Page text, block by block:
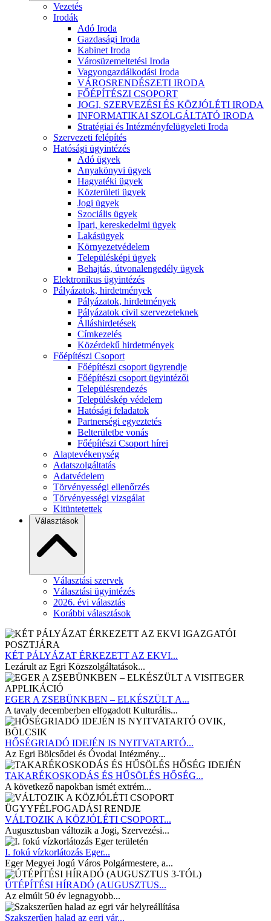
Vezetés
Irodák
Adó Iroda
Gazdasági Iroda
Kabinet Iroda
Városüzemeltetési Iroda
Vagyongazdálkodási Iroda
VÁROSRENDÉSZETI IRODA
FŐÉPÍTÉSZI CSOPORT
JOGI, SZERVEZÉSI ÉS KÖZJÓLÉTI IRODA
INFORMATIKAI SZOLGÁLTATÓ IRODA
Stratégiai és Intézményfelügyeleti Iroda
Szervezeti felépítés
Hatósági ügyintézés
Adó ügyek
Anyakönyvi ügyek
Hagyatéki ügyek
Közterületi ügyek
Jogi ügyek
Szociális ügyek
Ipari, kereskedelmi ügyek
Lakásügyek
Környezetvédelem
Településképi ügyek
Behajtás, útvonalengedély ügyek
Elektronikus ügyintézés
Pályázatok, hirdetmények
Pályázatok, hirdetmények
Pályázatok civil szervezeteknek
Álláshirdetések
Címkezelés
Közérdekű hirdetmények
Főépítészi Csoport
Főépítészi csoport ügyrendje
Főépítészi csoport ügyintézői
Településrendezés
Településkép védelem
Hatósági feladatok
Partnerségi egyeztetés
Belterületbe vonás
Főépítészi Csoport hírei
Alaptevékenység
Adatszolgáltatás
Adatvédelem
Törvényességi ellenőrzés
Törvényességi vizsgálat
Kitüntetettek
Választások
Választási szervek
Választási ügyintézés
2026. évi választás
Korábbi választások
KÉT PÁLYÁZAT ÉRKEZETT AZ EKVI...
Lezárult az Egri Közszolgáltatások...
EGER A ZSEBÜNKBEN – ELKÉSZÜLT A...
A tavaly decemberben elfogadott Kulturális...
HŐSÉGRIADÓ IDEJÉN IS NYITVATARTÓ...
Az Egri Bölcsődei és Óvodai Intézmény...
TAKARÉKOSKODÁS ÉS HŰSÖLÉS HŐSÉG...
A következő napokban ismét extrém...
VÁLTOZIK A KÖZJÓLÉTI CSOPORT...
Augusztusban változik a Jogi, Szervezési...
I. fokú vízkorlátozás Eger...
Eger Megyei Jogú Város Polgármestere, a...
ÚTÉPÍTÉSI HÍRADÓ (AUGUSZTUS...
Az elmúlt 50 év legnagyobb...
Szakszerűen halad az egri vár...